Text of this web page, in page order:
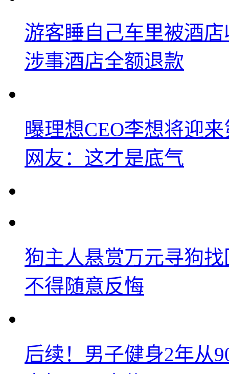
游客睡自己车里被酒
涉事酒店全额退款
曝理想CEO李想将迎
网友：这才是底气
狗主人悬赏万元寻狗
不得随意反悔
后续！男子健身2年从